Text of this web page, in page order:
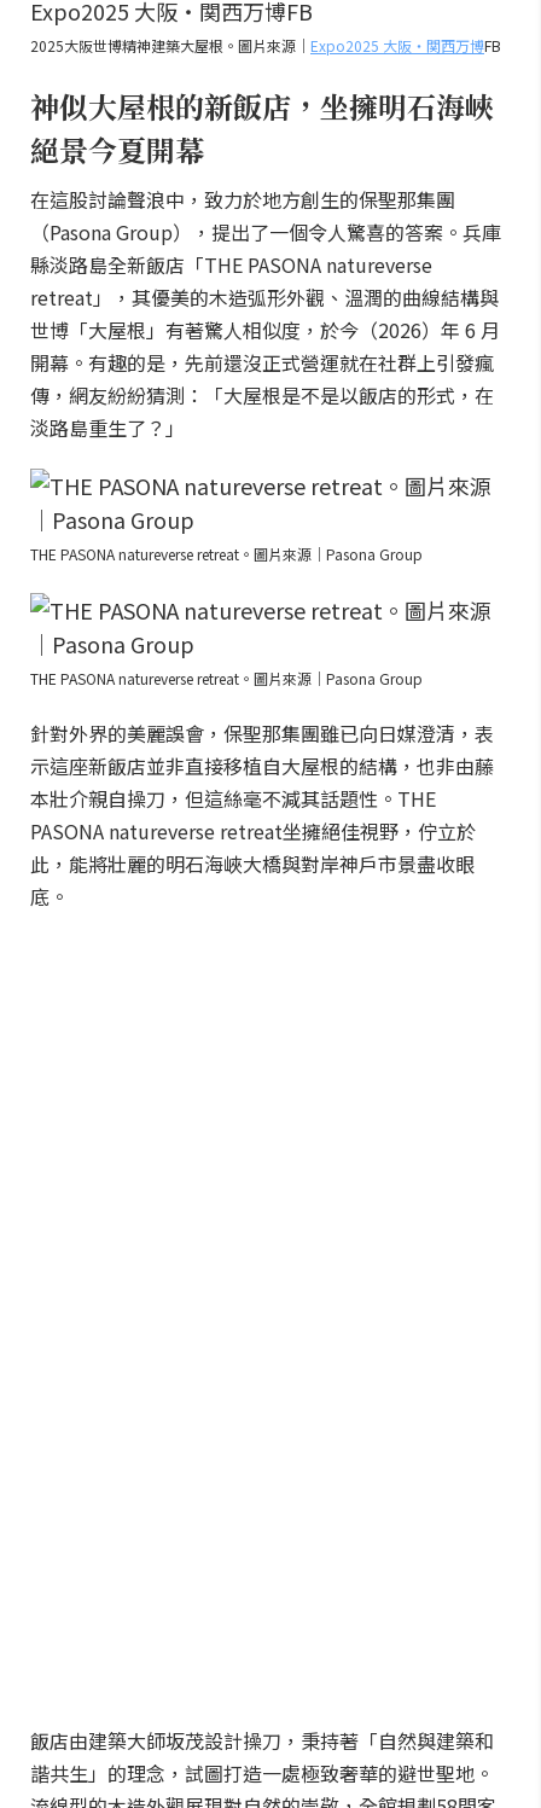
2025大阪世博精神建築大屋根。圖片來源｜ Expo2025 大阪・関西万博FB
神似大屋根的新飯店，坐擁明石海峽
絕景今夏開幕
在這股討論聲浪中，致力於地方創生的保聖那集團
（Pasona Group），提出了一個令人驚喜的答案。兵庫
縣淡路島全新飯店「THE PASONA natureverse
retreat」，其優美的木造弧形外觀、溫潤的曲線結構與
世博「大屋根」有著驚人相似度，於今（2026）年 6 月
開幕。有趣的是，先前還沒正式營運就在社群上引發瘋
傳，網友紛紛猜測：「大屋根是不是以飯店的形式，在
淡路島重生了？」
THE PASONA natureverse retreat。圖片來源｜Pasona Group
THE PASONA natureverse retreat。圖片來源｜Pasona Group
針對外界的美麗誤會，保聖那集團雖已向日媒澄清，表
示這座新飯店並非直接移植自大屋根的結構，也非由藤
本壯介親自操刀，但這絲毫不減其話題性。THE
PASONA natureverse retreat坐擁絕佳視野，佇立於
此，能將壯麗的明石海峽大橋與對岸神戶市景盡收眼
底。
飯店由建築大師坂茂設計操刀，秉持著「自然與建築和
諧共生」的理念，試圖打造一處極致奢華的避世聖地。